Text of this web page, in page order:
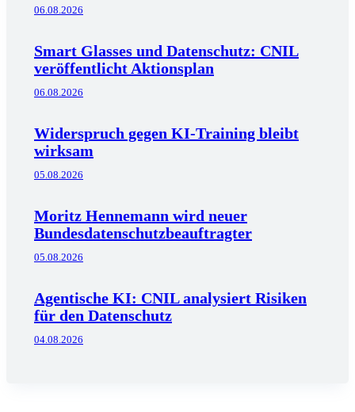
06.08.2026
Smart Glasses und Datenschutz: CNIL
veröffentlicht Aktionsplan
06.08.2026
Widerspruch gegen KI-Training bleibt
wirksam
05.08.2026
Moritz Hennemann wird neuer
Bundesdatenschutzbeauftragter
05.08.2026
Agentische KI: CNIL analysiert Risiken
für den Datenschutz
04.08.2026